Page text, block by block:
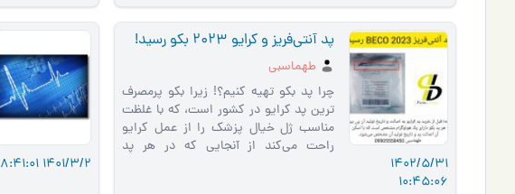
1402/5/31
10:45:06
پد آنتی‌فریز و کرایو 2023 بکو رسید!
طهماسبی
چرا پد بکو تهیه کنیم؟! زیرا بکو پرمصرف
ترین پد کرایو در کشور است، که با غلظت
مناسب ژل خیال پزشک را از عمل کرایو
راحت می‌کند از آنجایی که در هر پد
1401/3/2 8:41:01